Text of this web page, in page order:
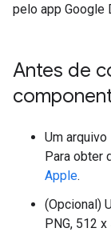
pelo app Google
Antes de
Um arquivo
Para obter
Apple.
(Opcional)
PNG, 512